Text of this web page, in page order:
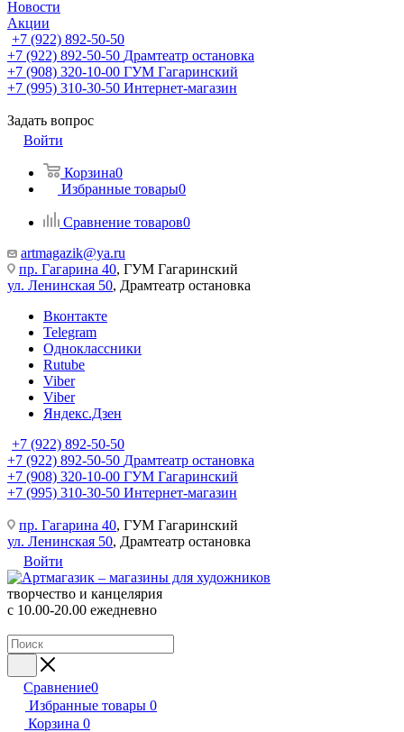
Новости
Акции
+7 (922) 892-50-50
+7 (922) 892-50-50 Драмтеатр остановка
+7 (908) 320-10-00 ГУМ Гагаринский
+7 (995) 310-30-50 Интернет-магазин
Задать вопрос
Войти
Корзина0
Избранные товары0
Сравнение товаров0
artmagazik@ya.ru
пр. Гагарина 40, ГУМ Гагаринский
ул. Ленинская 50, Драмтеатр остановка
Вконтакте
Telegram
Одноклассники
Rutube
Viber
Viber
Яндекс.Дзен
+7 (922) 892-50-50
+7 (922) 892-50-50 Драмтеатр остановка
+7 (908) 320-10-00 ГУМ Гагаринский
+7 (995) 310-30-50 Интернет-магазин
пр. Гагарина 40, ГУМ Гагаринский
ул. Ленинская 50, Драмтеатр остановка
Войти
творчество и канцелярия
с 10.00-20.00 ежедневно
Сравнение0
Избранные товары 0
Корзина 0